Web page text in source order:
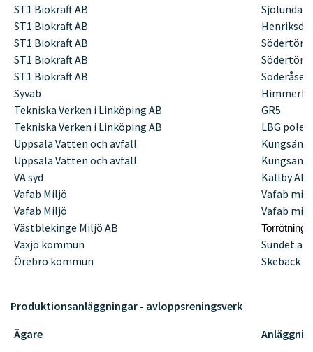
ST1 Biokraft AB
Sjölunda
ST1 Biokraft AB
ST1 Biokraft AB
Södertörn
ST1 Biokraft AB
Södertörn
ST1 Biokraft AB
Syvab
Tekniska Verken i Linköping AB
GR5
Tekniska Verken i Linköping AB
LBG
Uppsala Vatten och avfall
Uppsala Vatten och avfall
VA syd
Källby
Vafab Miljö
Vafab
Vafab Miljö
Vafab
Västblekinge Miljö AB
Växjö kommun
Sundet
Örebro kommun
Skebäck
Produktionsanläggningar - avloppsreningsverk
Ägare